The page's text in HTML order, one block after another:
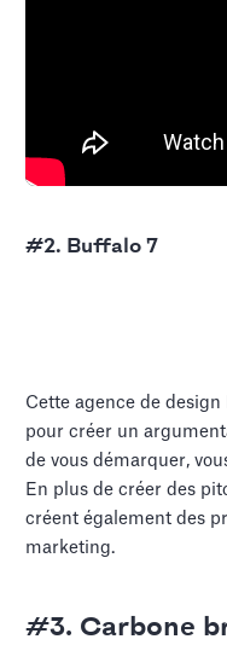
#2. Buffalo 7
Cette agence de
pour créer un
de vous démarquer,
En plus de créer des
créent également des
marketing.
#3. Carbone